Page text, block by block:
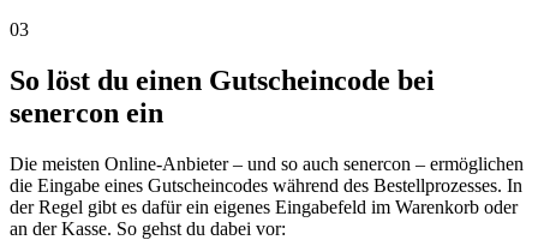
03
So löst du einen Gutscheincode bei
senercon ein
Die meisten Online-Anbieter – und so auch senercon – ermöglichen
die Eingabe eines Gutscheincodes während des Bestellprozesses. In
der Regel gibt es dafür ein eigenes Eingabefeld im Warenkorb oder
an der Kasse. So gehst du dabei vor: